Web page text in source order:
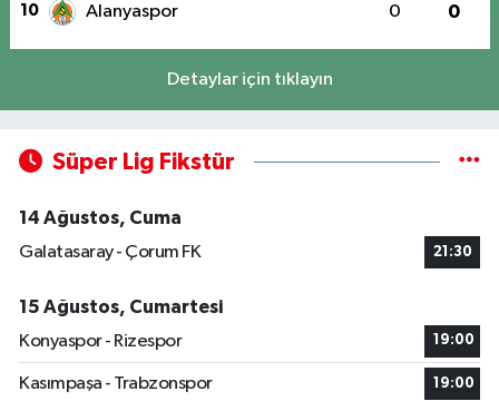
10 Alanyaspor 0 0
Detaylar için tıklayın
Süper Lig Fikstür
14 Ağustos, Cuma
Galatasaray - Çorum FK
21:30
15 Ağustos, Cumartesi
Konyaspor - Rizespor
19:00
Kasımpaşa - Trabzonspor 19:00